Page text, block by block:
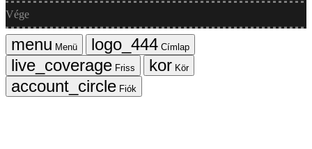
Vége
Menü
Címlap
Friss
Kör
Fiók